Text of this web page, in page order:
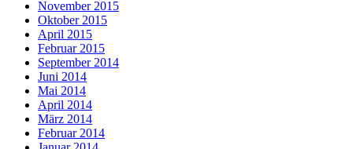
November 2015
Oktober 2015
April 2015
Februar 2015
September 2014
Juni 2014
Mai 2014
April 2014
März 2014
Februar 2014